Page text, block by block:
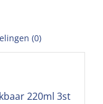
(0)
220ml 3st